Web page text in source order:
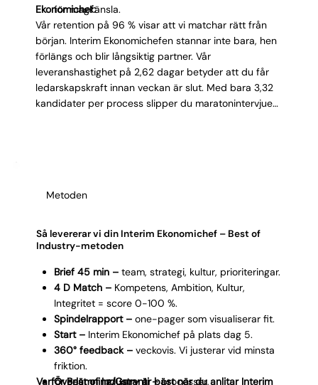
för magkänsla.
Ekonomichef:
Vår retention på 96 % visar att vi matchar rätt från
början. Interim Ekonomichefen stannar inte bara, hen
förlängs och blir långsiktig partner. Vår
leveranshastighet på 2,62 dagar betyder att du får
ledarskapskraft innan veckan är slut. Med bara 3,32
kandidater per process slipper du maratonintervjuer.
försvinner inom dagar, teamet levererar med tydlig
på fakta.
Metoden
Så levererar vi din Interim Ekonomichef – Best of
Industry-metoden
Brief 45 min – team, strategi, kultur, prioriteringar.
4 D Match – Kompetens, Ambition, Kultur,
Integritet = score 0-100 %.
Spindelrapport – one-pager som visualiserar fit.
Start – Interim Ekonomichef på plats dag 5.
360° feedback –veckovis. Vi justerar vid minsta
friktion.
Överlämning/Garanti –processer,
Varför Best of Industry är bäst när du anlitar Interim